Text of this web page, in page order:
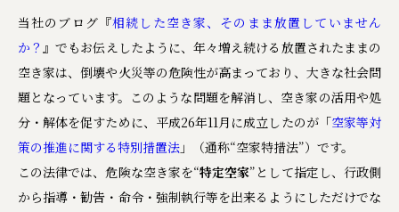
当社のブログ『相続した空き家、そのまま放置していません
か？』でもお伝えしたように、年々増え続ける放置されたままの
空き家は、倒壊や火災等の危険性が高まっており、大きな社会問
題となっています。このような問題を解消し、空き家の活用や処
分・解体を促すために、平成26年11月に成立したのが「空家等対
策の推進に関する特別措置法 」（通称“空家特措法”）です。
この法律では、危険な空き家を“特定空家”として指定し、行政側
から指導・勧告・命令・強制執行等を出来るようにしただけでな